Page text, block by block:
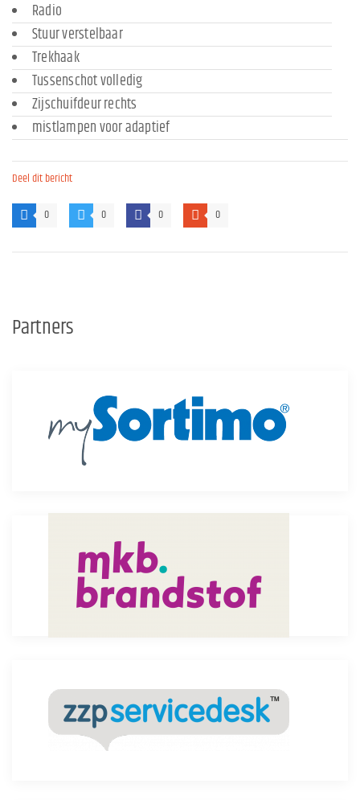
Radio
Stuur verstelbaar
Trekhaak
Tussenschot volledig
Zijschuifdeur rechts
mistlampen voor adaptief
Deel dit bericht
0 0 0 0
Partners